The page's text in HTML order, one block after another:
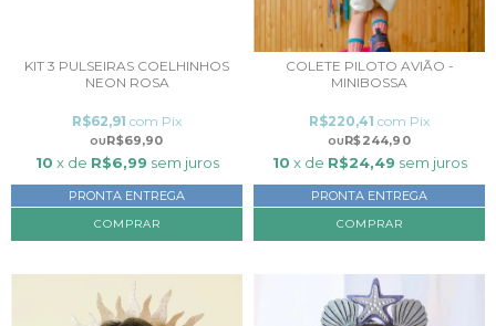
KIT 3 PULSEIRAS COELHINHOS
NEON ROSA
R$69,90
R$62,91 com Pix
10 x de R$6,99 sem juros
PRONTA ENTREGA
COLETE PILOTO AVIÃO -
MINIBOSSA
R$244,90
R$220,41 com Pix
10 x de R$24,49 sem juros
PRONTA ENTREGA